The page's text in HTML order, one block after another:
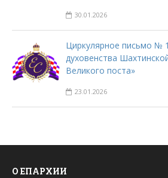
30.01.2026
Циркулярное письмо №
духовенства
Великого поста»
23.01.2026
О ЕПАРХИИ